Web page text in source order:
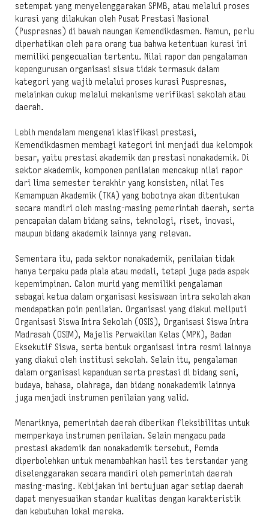
setempat yang menyelenggarakan SPMB, atau melalui proses
kurasi yang dilakukan oleh Pusat Prestasi Nasional
(Puspresnas) di bawah naungan Kemendikdasmen. Namun, perlu
diperhatikan oleh para orang tua bahwa ketentuan kurasi ini
memiliki pengecualian tertentu. Nilai rapor dan pengalaman
kepengurusan organisasi siswa tidak termasuk dalam
kategori yang wajib melalui proses kurasi Puspresnas,
melainkan cukup melalui mekanisme verifikasi sekolah atau
daerah.
Lebih mendalam mengenai klasifikasi prestasi,
Kemendikdasmen membagi kategori ini menjadi dua kelompok
besar, yaitu prestasi akademik dan prestasi nonakademik. Di
sektor akademik, komponen penilaian mencakup nilai rapor
dari lima semester terakhir yang konsisten, nilai Tes
Kemampuan Akademik (TKA) yang bobotnya akan ditentukan
secara mandiri oleh masing-masing pemerintah daerah, serta
pencapaian dalam bidang sains, teknologi, riset, inovasi,
maupun bidang akademik lainnya yang relevan.
Sementara itu, pada sektor nonakademik, penilaian tidak
hanya terpaku pada piala atau medali, tetapi juga pada aspek
kepemimpinan. Calon murid yang memiliki pengalaman
sebagai ketua dalam organisasi kesiswaan intra sekolah akan
mendapatkan poin penilaian. Organisasi yang diakui meliputi
Organisasi Siswa Intra Sekolah (OSIS), Organisasi Siswa Intra
Madrasah (OSIM), Majelis Perwakilan Kelas (MPK), Badan
Eksekutif Siswa, serta bentuk organisasi intra resmi lainnya
yang diakui oleh institusi sekolah. Selain itu, pengalaman
dalam organisasi kepanduan serta prestasi di bidang seni,
budaya, bahasa, olahraga, dan bidang nonakademik lainnya
juga menjadi instrumen penilaian yang valid.
Menariknya, pemerintah daerah diberikan fleksibilitas untuk
memperkaya instrumen penilaian. Selain mengacu pada
prestasi akademik dan nonakademik tersebut, Pemda
diperbolehkan untuk menambahkan hasil tes terstandar yang
diselenggarakan secara mandiri oleh pemerintah daerah
masing-masing. Kebijakan ini bertujuan agar setiap daerah
dapat menyesuaikan standar kualitas dengan karakteristik
dan kebutuhan lokal mereka.